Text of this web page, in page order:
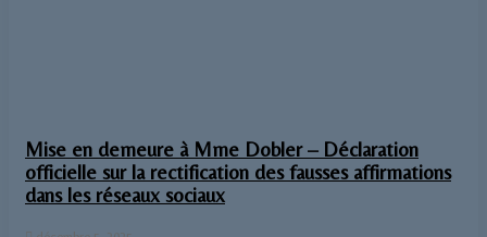
Mise en demeure à Mme Dobler – Déclaration
officielle sur la rectification des fausses affirmations
dans les réseaux sociaux